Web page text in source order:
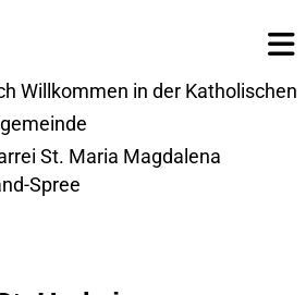
Willkommen in der Katholischen
St. Maria Magdalena
Spree